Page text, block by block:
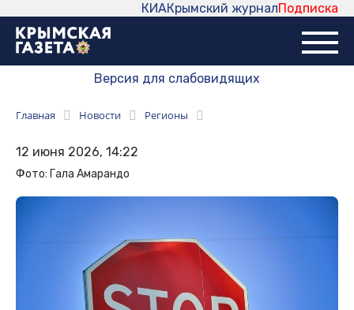
Подписка
Крымский журнал
КИА
Версия для слабовидящих
Главная Новости Регионы
12 июня 2026, 14:22
Фото: Гала Амарандо